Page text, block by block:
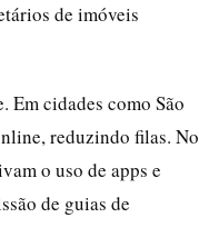
de imóveis
Em cidades como São
reduzindo filas. No
o uso de apps e
de guias de